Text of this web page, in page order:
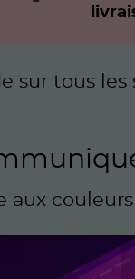
sur tous les
aux